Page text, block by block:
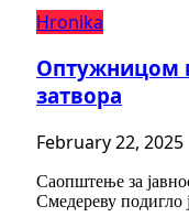
Hronika
Оптужницом
затвора
February 22, 2025
Саопштење за
Смедереву